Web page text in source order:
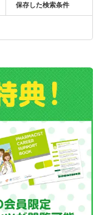
保存した検索条件